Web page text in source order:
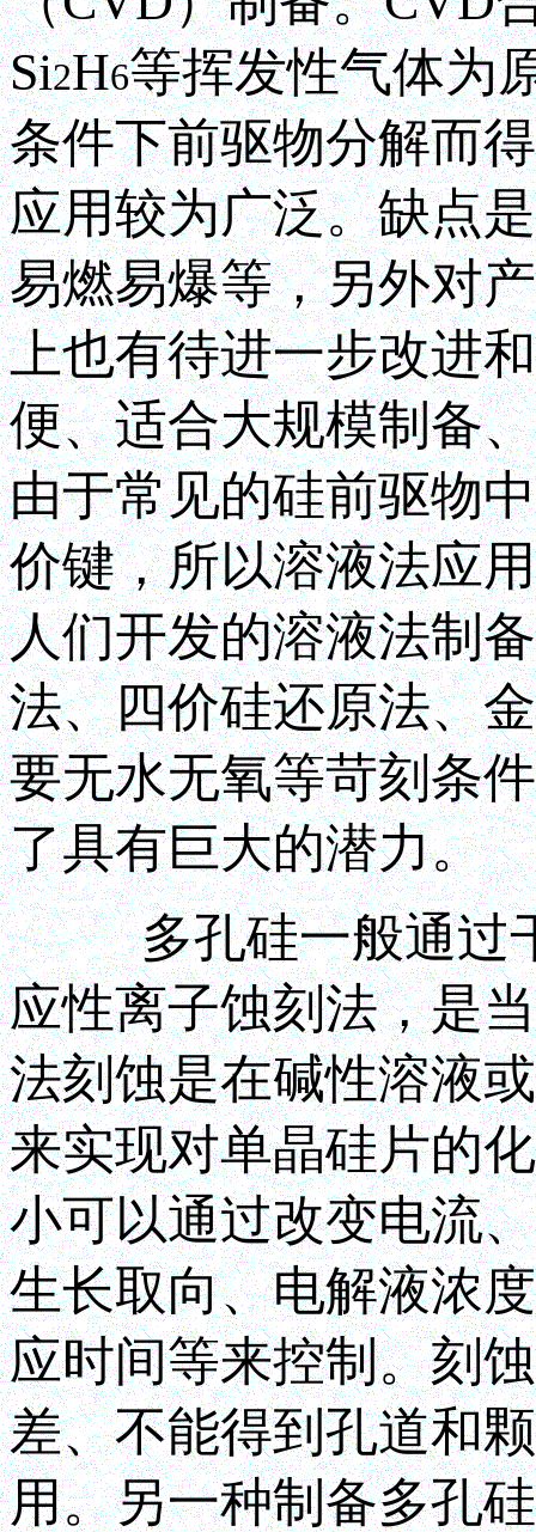
Si2H6等挥发性气体为
条件下前驱物分解而
应用较为广泛。缺点
易燃易爆等，另外对
上也有待进一步改进
便、适合大规模制备
由于常见的硅前驱物
价键，所以溶液法应
人们开发的溶液法制
法、四价硅还原法、
要无水无氧等苛刻条
了具有巨大的潜力。
多孔硅一般通过干
应性离子蚀刻法，是
法刻蚀是在碱性溶液
来实现对单晶硅片的
小可以通过改变电流
生长取向、电解液浓
应时间等来控制。刻
差、不能得到孔道和
用。另一种制备多孔